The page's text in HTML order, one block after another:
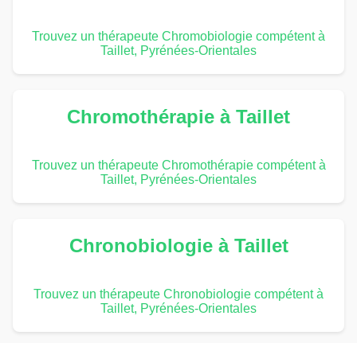
Trouvez un thérapeute Chromobiologie compétent à
Taillet, Pyrénées-Orientales
Chromothérapie à Taillet
Trouvez un thérapeute Chromothérapie compétent à
Taillet, Pyrénées-Orientales
Chronobiologie à Taillet
Trouvez un thérapeute Chronobiologie compétent à
Taillet, Pyrénées-Orientales